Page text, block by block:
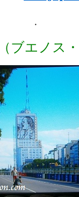
.
ブエノス